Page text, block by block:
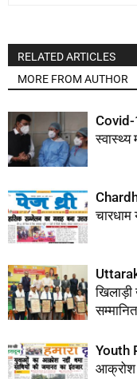
RELATED ARTICLES
MORE FROM AUTHOR
Covid-
स्वास्थ्य
चारधाम
सम्मानित
Youth
आक्रोश